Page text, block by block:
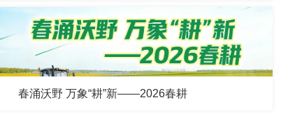
春涌沃野 万象“耕”新——2026春耕